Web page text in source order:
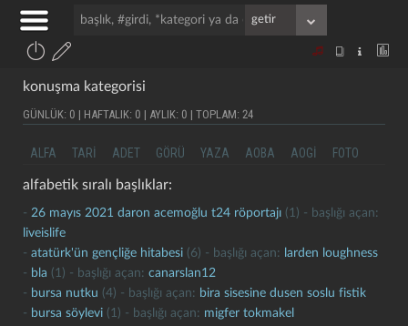
konuşma kategorisi
GÜNLÜK: 0 | HAFTALIK: 0 | AYLIK: 0 | TOPLAM: 24
ALFA TARI ADET GÖRÜ YAZA AOBA AOGI FOTO
alfabetik sıralı başlıklar:
- 26 mayıs 2021 daron acemoğlu t24 röportajı (1) - başlığı açan:
liveislife
- atatürk'ün gençliğe hitabesi (6) - başlığı açan: larden loughness
- bla (1) - başlığı açan: canarslan12
- bursa nutku (4) - başlığı açan: bira sisesine dusen soslu fistik
- bursa söylevi (1) - başlığı açan: migfer tokmakel